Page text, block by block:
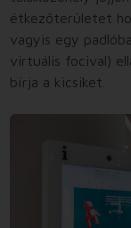
étkezőterületet
vagyis egy
virtuális focival)
bírja a kicsiket.